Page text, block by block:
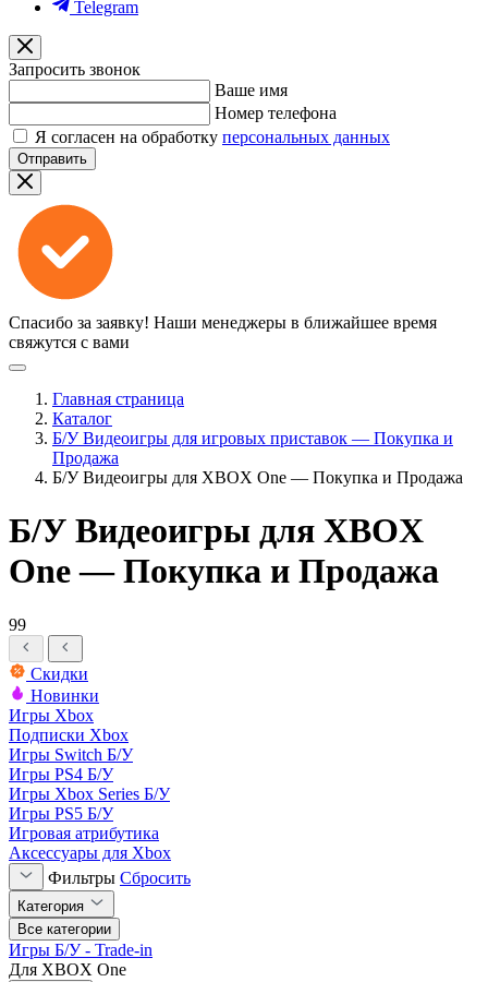
Telegram
Запросить звонок
Ваше имя
Номер телефона
Я согласен на обработку персональных данных
Отправить
Спасибо за заявку! Наши менеджеры в ближайшее время
свяжутся с вами
Главная страница
Каталог
Б/У Видеоигры для игровых приставок — Покупка и
Продажа
Б/У Видеоигры для XBOX One — Покупка и Продажа
Б/У Видеоигры для XBOX
One — Покупка и Продажа
99
Скидки
Новинки
Игры Xbox
Подписки Xbox
Игры Switch Б/У
Игры PS4 Б/У
Игры Xbox Series Б/У
Игры PS5 Б/У
Игровая атрибутика
Аксессуары для Xbox
Фильтры Сбросить
Категория
Все категории
Игры Б/У - Trade-in
Для XBOX One